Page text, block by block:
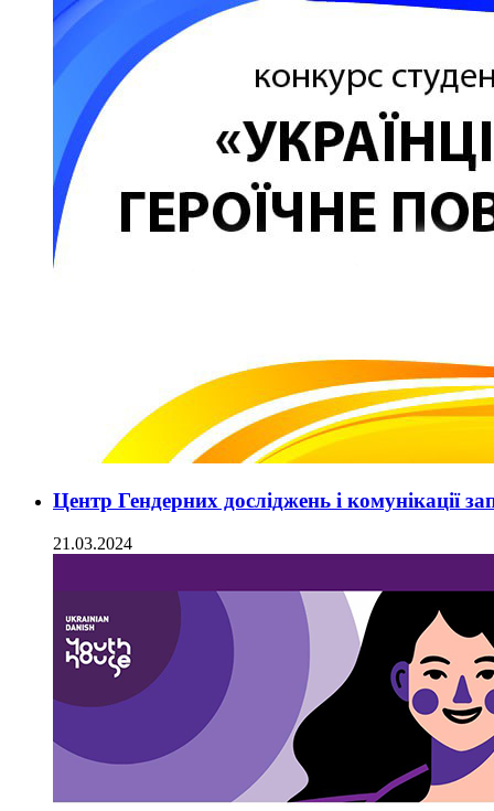
Центр Гендерних досліджень і комунікації
21.03.2024